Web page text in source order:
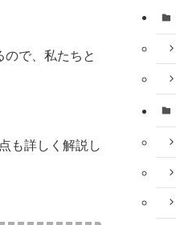
で、私たちと
も詳しく解説し